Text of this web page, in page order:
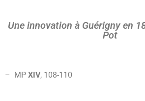
Une innovation à Guérigny en
Pot
– MP XIV, 108-110